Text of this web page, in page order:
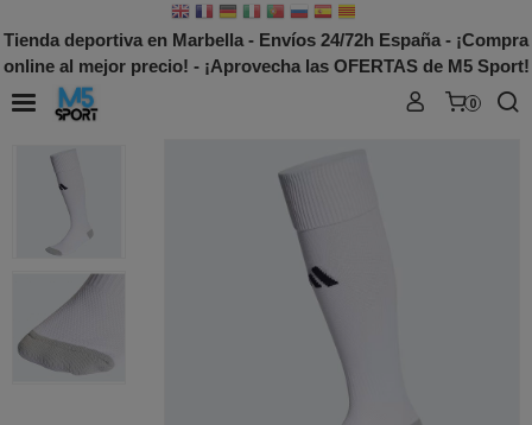
Tienda deportiva en Marbella - Envíos 24/72h España - ¡Compra
online al mejor precio! - ¡Aprovecha las OFERTAS de M5 Sport!
0